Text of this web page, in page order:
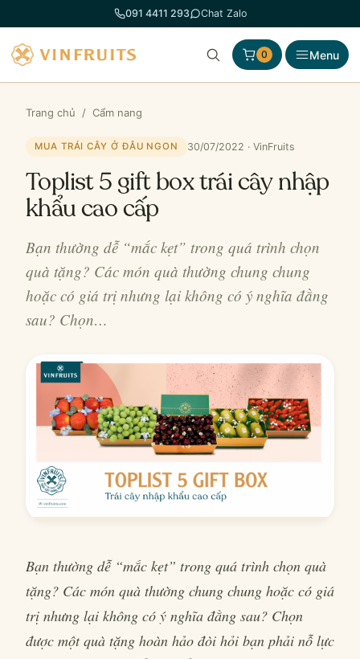
đến
phần
nội
dung
091 4411 293 Chat Zalo
0 Menu
Trang chủ / Cẩm nang
MUA TRÁI CÂY Ở ĐÂU NGON 30/07/2022 · VinFruits
Toplist 5 gift box trái cây nhập
khẩu cao cấp
Bạn thường dễ “mắc kẹt” trong quá trình chọn
quà tặng? Các món quà thường chung chung
hoặc có giá trị nhưng lại không có ý nghĩa đằng
sau? Chọn…
Bạn thường dễ “mắc kẹt” trong quá trình chọn quà
tặng? Các món quà thường chung chung hoặc có giá
trị nhưng lại không có ý nghĩa đằng sau? Chọn
được một quà tặng hoàn hảo đòi hỏi bạn phải nỗ lực